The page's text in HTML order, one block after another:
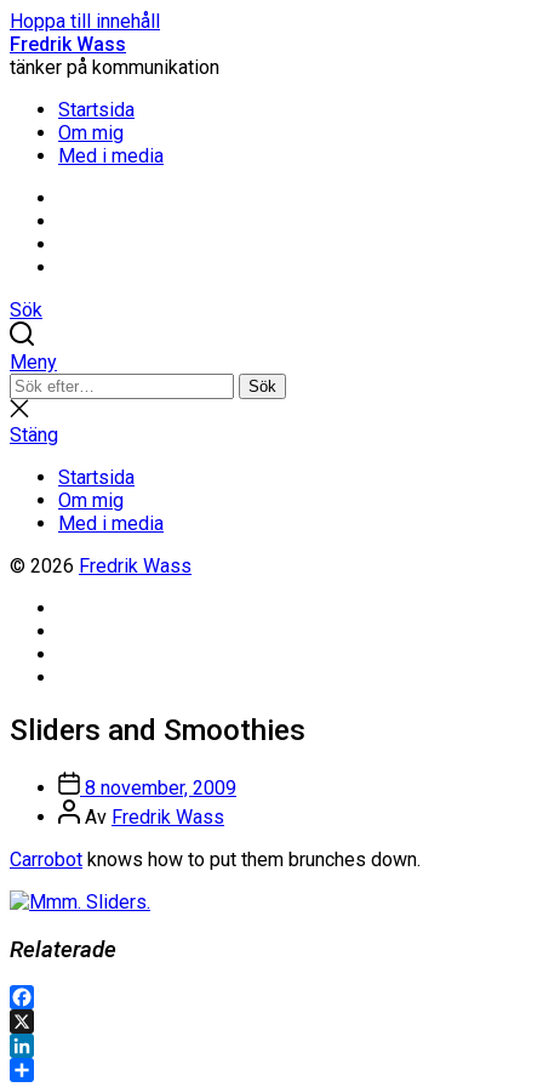
Hoppa till innehåll
Fredrik Wass
tänker på kommunikation
Startsida
Om mig
Med i media
Sök
Meny
Sök
efter:
Sök
Stäng
sökning
Stäng
Startsida
Om mig
Med i media
© 2026 Fredrik Wass
Sliders and Smoothies
Inläggsdatum
8 november, 2009
Inläggsförfattare
Av Fredrik Wass
Carrobot knows how to put them brunches down.
Relaterade
Facebook
X
LinkedIn